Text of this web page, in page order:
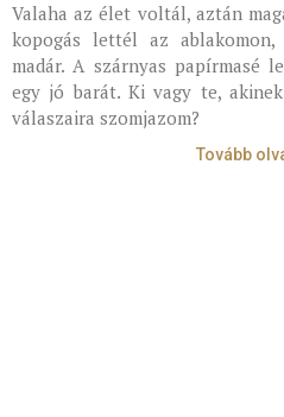
Valaha az élet voltál, aztán
kopogás lettél az
madár. A szárnyas papírmasé
egy jó barát. Ki vagy te,
válaszaira szomjazom?
Tovább